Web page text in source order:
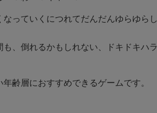
っていくにつれてだんだんゆらゆらし
、倒れるかもしれない、ドキドキハラ
齢層におすすめできるゲームです。